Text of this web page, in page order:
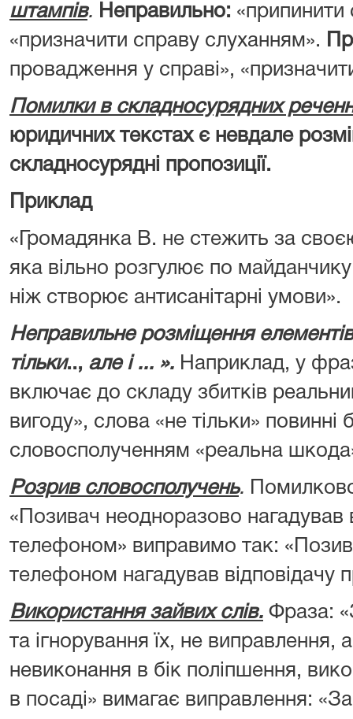
штампів. Неправильно:
«призначити справу слуханням».
провадження у справі»,
Помилки в складносурядних
юридичних текстах є невдале
складносурядні пропозиції.
Приклад
«Громадянка В. не стежить за
яка вільно розгулює по майданчику
ніж створює антисанітарні умови».
Неправильне розміщення елементів
тільки.., але і ... ». Наприклад, у
включає до складу збитків
вигоду», слова «не тільки» повинні
словосполученням «реальна
Розрив словосполучень.
«Позивач неодноразово нагадував
телефоном» виправимо так:
телефоном нагадував відповідачу
Використання зайвих слів. Фраза:
та ігнорування їх, не виправлення,
невиконання в бік поліпшення,
в посаді» вимагає виправлення: